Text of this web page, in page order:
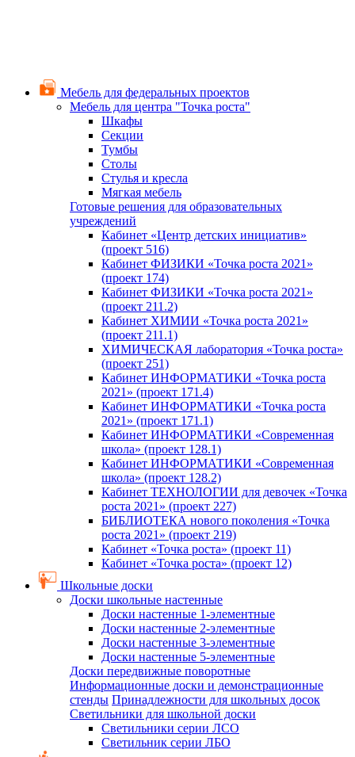
Мебель для федеральных проектов
Мебель для центра "Точка роста"
Шкафы
Секции
Тумбы
Столы
Стулья и кресла
Мягкая мебель
Готовые решения для образовательных
учреждений
Кабинет «Центр детских инициатив»
(проект 516)
Кабинет ФИЗИКИ «Точка роста 2021»
(проект 174)
Кабинет ФИЗИКИ «Точка роста 2021»
(проект 211.2)
Кабинет ХИМИИ «Точка роста 2021»
(проект 211.1)
ХИМИЧЕСКАЯ лаборатория «Точка роста»
(проект 251)
Кабинет ИНФОРМАТИКИ «Точка роста
2021» (проект 171.4)
Кабинет ИНФОРМАТИКИ «Точка роста
2021» (проект 171.1)
Кабинет ИНФОРМАТИКИ «Современная
школа» (проект 128.1)
Кабинет ИНФОРМАТИКИ «Современная
школа» (проект 128.2)
Кабинет ТЕХНОЛОГИИ для девочек «Точка
роста 2021» (проект 227)
БИБЛИОТЕКА нового поколения «Точка
роста 2021» (проект 219)
Кабинет «Точка роста» (проект 11)
Кабинет «Точка роста» (проект 12)
Школьные доски
Доски школьные настенные
Доски настенные 1-элементные
Доски настенные 2-элементные
Доски настенные 3-элементные
Доски настенные 5-элементные
Доски передвижные поворотные
Информационные доски и демонстрационные
стенды Принадлежности для школьных досок
Светильники для школьной доски
Светильники серии ЛСО
Светильник серии ЛБО